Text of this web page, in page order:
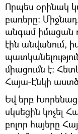
Որպես օրինակ
բառերը։
անգամ իմացան
էին անվանում,
միացումն է։
Հայա-Էնկի
Եվ երբ
սկսեցին կոչել
բոլոր հայերը